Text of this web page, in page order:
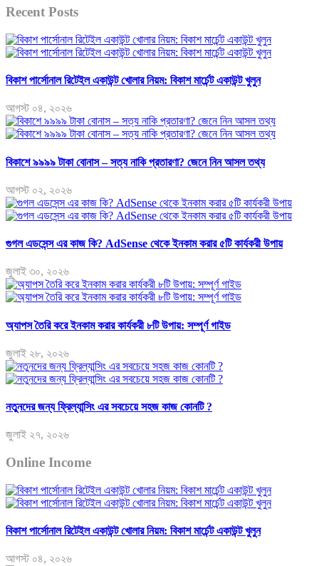
Recent Posts
বিকাশ পার্সোনাল রিটেইল একাউন্ট খোলার নিয়ম: বিকাশ মার্চেন্ট একাউন্ট খুলুন
আগস্ট ০৪, ২০২৬
বিকাশে ৯৯৯৯ টাকা বোনাস – সত্য নাকি প্রতারণা? জেনে নিন আসল তথ্য
আগস্ট ০২, ২০২৬
গুগল এডসেন্স এর কাজ কি? AdSense থেকে ইনকাম করার ৫টি কার্যকরী উপায়
জুলাই ৩০, ২০২৬
অ্যাপস তৈরি করে ইনকাম করার কার্যকরী ৮টি উপায়: সম্পূর্ণ গাইড
জুলাই ২৮, ২০২৬
নতুনদের জন্য ফ্রিল্যান্সিং এর সবচেয়ে সহজ কাজ কোনটি ?
জুলাই ২৭, ২০২৬
Online Income
বিকাশ পার্সোনাল রিটেইল একাউন্ট খোলার নিয়ম: বিকাশ মার্চেন্ট একাউন্ট খুলুন
আগস্ট ০৪, ২০২৬